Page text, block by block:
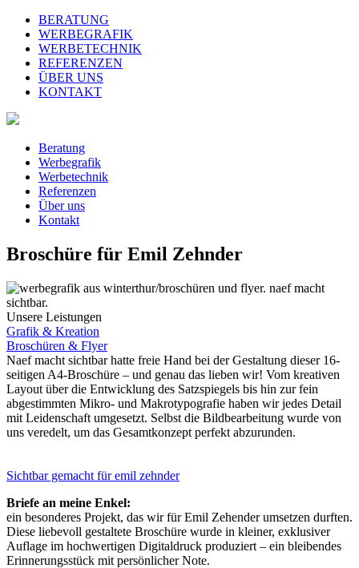
BERATUNG
WERBEGRAFIK
WERBETECHNIK
REFERENZEN
ÜBER UNS
KONTAKT
Beratung
Werbegrafik
Werbetechnik
Referenzen
Über uns
Kontakt
Broschüre für Emil Zehnder
Unsere Leistungen
Grafik & Kreation
Broschüren & Flyer
Naef macht sichtbar hatte freie Hand bei der Gestaltung dieser 16-
seitigen A4-Broschüre – und genau das lieben wir! Vom kreativen
Layout über die Entwicklung des Satzspiegels bis hin zur fein
abgestimmten Mikro- und Makrotypografie haben wir jedes Detail
mit Leidenschaft umgesetzt. Selbst die Bildbearbeitung wurde von
uns veredelt, um das Gesamtkonzept perfekt abzurunden.
Sichtbar gemacht füremil zehnder
Briefe an meine Enkel:
ein besonderes Projekt, das wir für Emil Zehender umsetzen durften.
Diese liebevoll gestaltete Broschüre wurde in kleiner, exklusiver
Auflage im hochwertigen Digitaldruck produziert – ein bleibendes
Erinnerungsstück mit persönlicher Note.